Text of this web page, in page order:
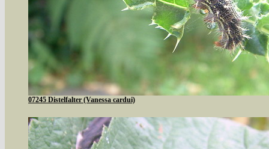
07245 Distelfalter (Vanessa cardui)